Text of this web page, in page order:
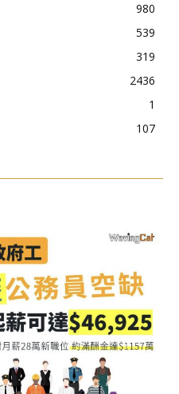
980
539
319
2436
1
107